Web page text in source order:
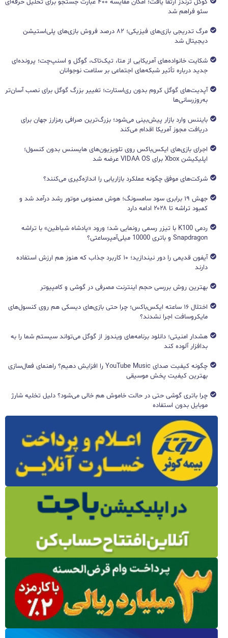
گوگل ترندز ارتقا یافت؛ امکان مقایسه ۴۰۰ عبارت جستجو برای تحلیل حرفه‌ای
سئو فراهم شد
مرگ تدریجی بازی‌های فیزیکی؛ ۸۲ درصد فروش بازی‌های پلی‌استیشن
دیجیتال شد
شکایت خانواده‌های آمریکایی از متا، تیک‌تاک، گوگل و اسنپ‌چت؛ پرونده‌ای
جدید درباره تأثیر شبکه‌های اجتماعی بر سلامت نوجوانان
آپدیت‌های گوگل کروم بدون ری‌استارت؛ تغییر بزرگ گوگل برای نصب آسان‌تر
به‌روزرسانی‌ها
بایننس وارد بازار پیش‌بینی می‌شود؛ بزرگ‌ترین صرافی رمزارز جهان برای
دریافت مجوز آمریکا اقدام می‌کند
اجرای بازی‌های ایکس‌باکس روی تلویزیون‌های هایسنس بدون کنسول؛
اپلیکیشن Xbox برای VIDAA OS عرضه شد
شرکت‌های موفق چگونه عملکرد بازاریابی را اندازه‌گیری می‌کنند؟
جهش ۱۹ برابری سود سامسونگ؛ هوش مصنوعی موتور رشد درآمد شد و
کمبود تراشه تا ۲۰۲۸ ادامه دارد
ردمی K100 با تیزر رسمی رونمایی شد؛ ورود «پادشاه شیاطین» با تراشه
Snapdragon و باتری 10000 میلی‌آمپرساعتی؟
آیفون قدیمی را دور نیندازید؛ ۱۰ کاربرد جذاب که هنوز هم ارزش استفاده
دارند
بهترین روش بررسی حجم اینترنت مصرفی در گوشی و کامپیوتر
اختلال ۱۶ ساعته ایکس‌باکس؛ چرا حتی بازی‌های دیسکی هم روی کنسول‌های
مایکروسافت اجرا نشدند؟
هشدار امنیتی؛ دانلود برنامه‌های ویندوز از گوگل می‌تواند سیستم شما را به
بدافزار آلوده کند
چگونه کیفیت صدای YouTube Music را افزایش دهیم؟ راهنمای فعال‌سازی
بهترین کیفیت پخش موسیقی
چرا باتری گوشی حتی در حالت خاموش هم خالی می‌شود؟ دلیل تخلیه شارژ
موبایل بدون استفاده